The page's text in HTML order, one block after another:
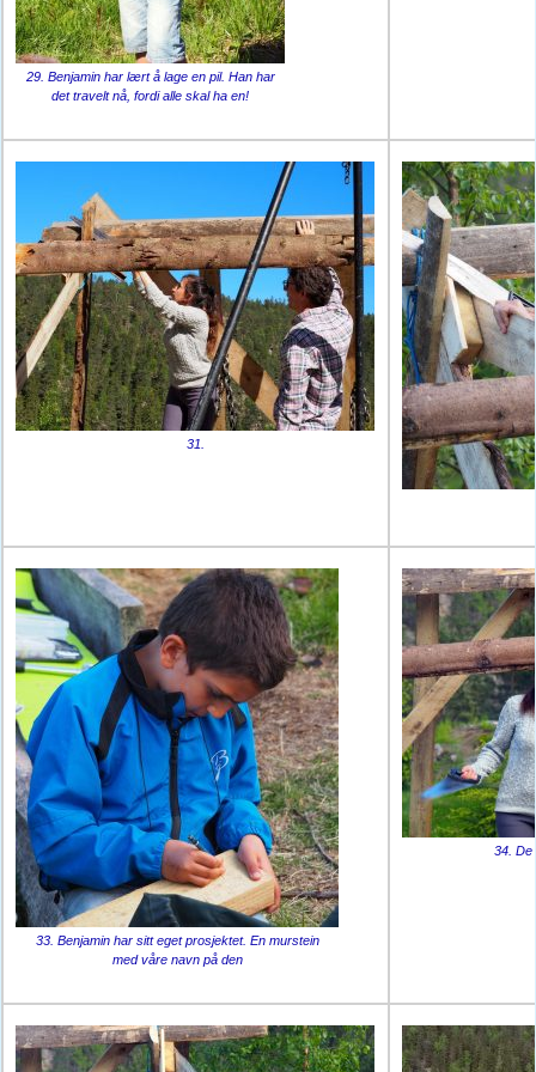
29. Benjamin har lært å lage en pil. Han har
det travelt nå, fordi alle skal ha en!
31.
33. Benjamin har sitt eget prosjektet. En murstein
med våre navn på den
34. De